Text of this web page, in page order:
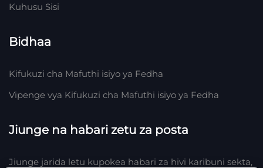
Kuhusu Sisi
Bidhaa
Kifukuzi cha Mafuthi isiyo ya Fedha
Vipenge vya Kifukuzi cha Mafuthi isiyo ya Fedha
Jiunge na habari zetu za posta
Jiunge jarida letu kupokea habari za hivi karibuni sekta,